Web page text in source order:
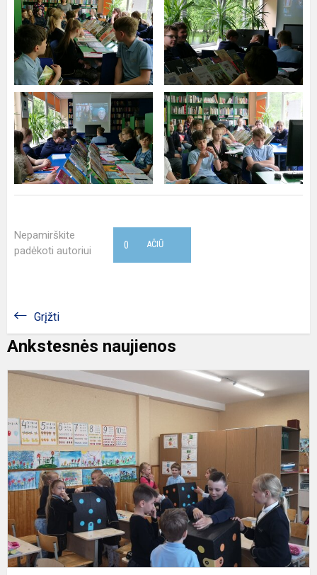
Nepamirškite
padėkoti autoriui
AČIŪ
0
Grįžti
Ankstesnės naujienos